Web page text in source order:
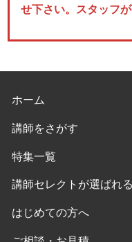
せ下さい。スタッフ
ホーム
講師をさがす
特集一覧
講師セレクトが選ばれ
はじめての方へ